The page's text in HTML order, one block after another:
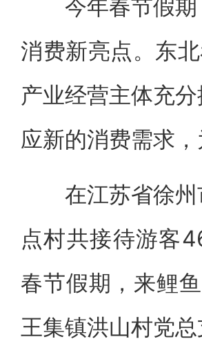
今年春节假期
消费新亮点。东
产业经营主体充
应新的消费需求
在江苏省徐州
点村共接待游客
春节假期，来鲤
王集镇洪山村党